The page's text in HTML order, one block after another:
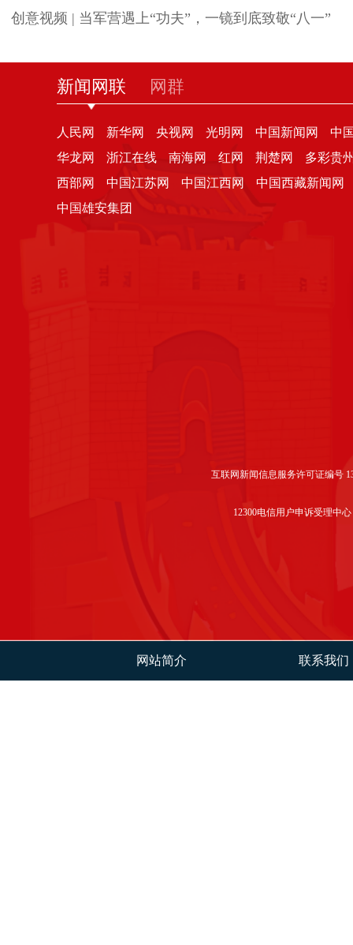
创意视频 | 当军营遇上“功夫”，一镜到底致敬“八一”
新闻网联 网群
人民网 新华网 央视网 光明网 中国新闻网
中
华龙网
浙江在线 南海网 红网 荆楚网
多彩贵
西部网
中国江苏网 中国江西网
中国西藏新闻网
中国雄安集团
互联网新闻信息服务许可证编号
12300电信用户申诉受理中心
网站简介 联系我们